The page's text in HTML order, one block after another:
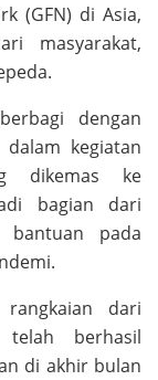
(GFN) di Asia,
masyarakat,
dengan
kegiatan
dikemas ke
bagian dari
bantuan pada
dari
telah berhasil
di akhir bulan